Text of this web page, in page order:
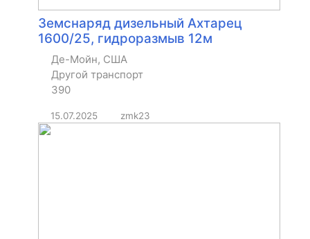
Земснаряд дизельный Ахтарец
1600/25, гидроразмыв 12м
Де-Мойн, США
Другой транспорт
390
15.07.2025 zmk23